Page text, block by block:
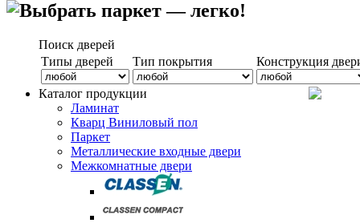
Поиск дверей
Типы дверей
Тип покрытия Конструкция
Каталог продукции
Ламинат
Кварц Виниловый пол
Паркет
Металлические входные двери
Межкомнатные двери